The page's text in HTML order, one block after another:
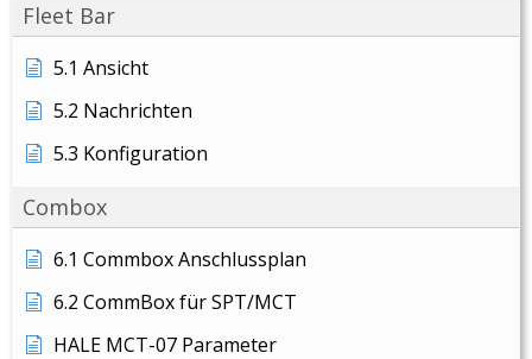
Fleet Bar
5.1 Ansicht
5.2 Nachrichten
5.3 Konfiguration
Combox
6.1 Commbox Anschlussplan
6.2 CommBox für SPT/MCT
HALE MCT-07 Parameter